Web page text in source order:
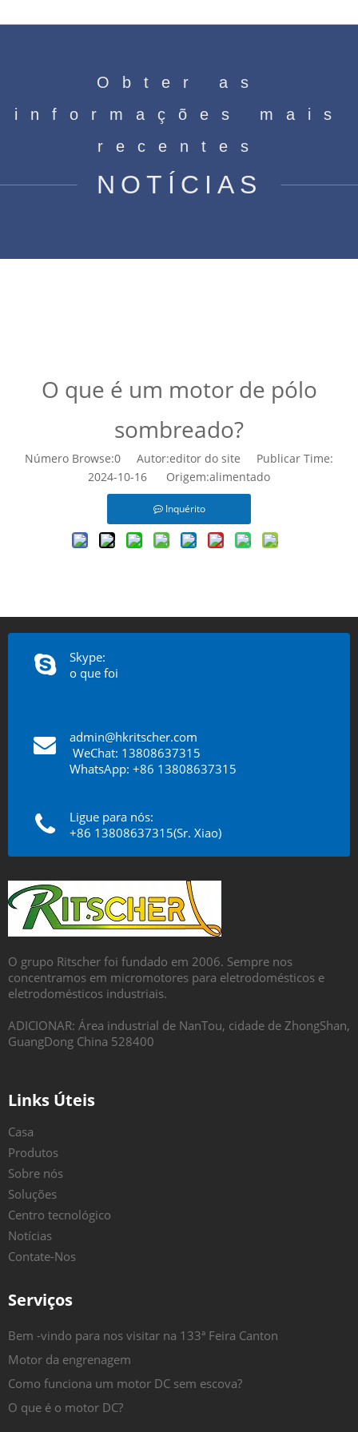
Obter as
informações mais
recentes
NOTÍCIAS
O que é um motor de pólo
sombreado?
Número Browse:0 Autor:editor do site Publicar Time:
2024-10-16 Origem:alimentado
Inquérito
Skype:
o que foi
admin@hkritscher.com
WeChat: 13808637315
WhatsApp: +86 13808637315
Ligue para nós:
+86 13808637315(Sr. Xiao)
O grupo Ritscher foi fundado em 2006. Sempre nos
concentramos em micromotores para eletrodomésticos e
eletrodomésticos industriais.
ADICIONAR: Área industrial de NanTou, cidade de ZhongShan,
GuangDong China 528400
Links Úteis
Casa
Produtos
Sobre nós
Soluções
Centro tecnológico
Notícias
Contate-Nos
Serviços
Bem -vindo para nos visitar na 133ª Feira Canton
Motor da engrenagem
Como funciona um motor DC sem escova?
O que é o motor DC?